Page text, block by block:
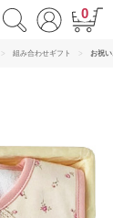
0
組み合わせギフト お祝